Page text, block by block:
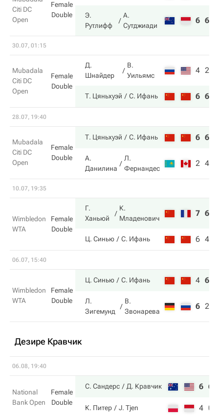
Citi DC
Open
Female
Double
Э.
Рутлифф
А.
Сутджиади
6 6
30.07, 01:15
Mubadala
Citi DC
Open
Female
Double
Д.
Шнайдер
В.
Уильямс
4 2
Т. Цяньхуэй С. Ифань 6 6
28.07, 19:40
Mubadala
Citi DC
Open
Female
Double
Т. Цяньхуэй С. Ифань 6 6
А.
Данилина
Л.
Фернандес
2 4
10.07, 19:35
Wimbledon
WTA
Female
Double
Г.
Ханьюй
К.
Младенович
7 6
Ц. Синью С. Ифань 6 4
06.07, 15:40
Wimbledon
WTA
Female
Double
Ц. Синью С. Ифань 4 6
Л.
Зигемунд
В.
Звонарева
6 2
Дезире Кравчик
06.08, 19:40
National
Bank Open
Female
Double
С. Сандерс Д. Кравчик 6 6
К. Питер J. Tjen 4 0